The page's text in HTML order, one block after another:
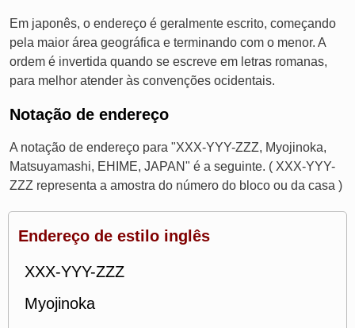
Em japonês, o endereço é geralmente escrito, começando
pela maior área geográfica e terminando com o menor. A
ordem é invertida quando se escreve em letras romanas,
para melhor atender às convenções ocidentais.
Notação de endereço
A notação de endereço para "XXX-YYY-ZZZ, Myojinoka,
Matsuyamashi, EHIME, JAPAN" é a seguinte. ( XXX-YYY-
ZZZ representa a amostra do número do bloco ou da casa )
Endereço de estilo inglês
XXX-YYY-ZZZ
Myojinoka